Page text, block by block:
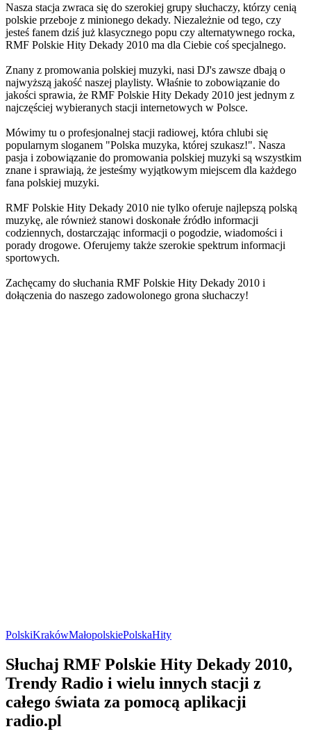
Nasza stacja zwraca się do szerokiej grupy słuchaczy, którzy cenią
polskie przeboje z minionego dekady. Niezależnie od tego, czy
jesteś fanem dziś już klasycznego popu czy alternatywnego rocka,
RMF Polskie Hity Dekady 2010 ma dla Ciebie coś specjalnego.
Znany z promowania polskiej muzyki, nasi DJ's zawsze dbają o
najwyższą jakość naszej playlisty. Właśnie to zobowiązanie do
jakości sprawia, że RMF Polskie Hity Dekady 2010 jest jednym z
najczęściej wybieranych stacji internetowych w Polsce.
Mówimy tu o profesjonalnej stacji radiowej, która chlubi się
popularnym sloganem "Polska muzyka, której szukasz!". Nasza
pasja i zobowiązanie do promowania polskiej muzyki są wszystkim
znane i sprawiają, że jesteśmy wyjątkowym miejscem dla każdego
fana polskiej muzyki.
RMF Polskie Hity Dekady 2010 nie tylko oferuje najlepszą polską
muzykę, ale również stanowi doskonałe źródło informacji
codziennych, dostarczając informacji o pogodzie, wiadomości i
porady drogowe. Oferujemy także szerokie spektrum informacji
sportowych.
Zachęcamy do słuchania RMF Polskie Hity Dekady 2010 i
dołączenia do naszego zadowolonego grona słuchaczy!
PolskiKrakówMałopolskiePolskaHity
Słuchaj RMF Polskie Hity Dekady 2010,
Trendy Radio i wielu innych stacji z
całego świata za pomocą aplikacji
radio.pl